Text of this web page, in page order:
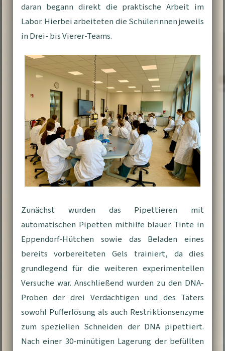
daran begann direkt die praktische Arbeit im
Labor. Hierbei arbeiteten die Schülerinnen jeweils
in Drei- bis Vierer-Teams.
Zunächst wurden das Pipettieren mit
automatischen Pipetten mithilfe blauer Tinte in
Eppendorf-Hütchen sowie das Beladen eines
bereits vorbereiteten Gels trainiert, da dies
grundlegend für die weiteren experimentellen
Versuche war. Anschließend wurden zu den DNA-
Proben der drei Verdächtigen und des Täters
sowohl Pufferlösung als auch Restriktionsenzyme
zum speziellen Schneiden der DNA pipettiert.
Nach einer 30-minütigen Lagerung der befüllten